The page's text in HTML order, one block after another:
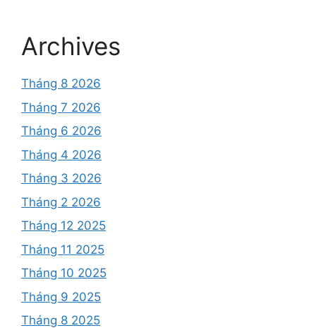
Archives
Tháng 8 2026
Tháng 7 2026
Tháng 6 2026
Tháng 4 2026
Tháng 3 2026
Tháng 2 2026
Tháng 12 2025
Tháng 11 2025
Tháng 10 2025
Tháng 9 2025
Tháng 8 2025